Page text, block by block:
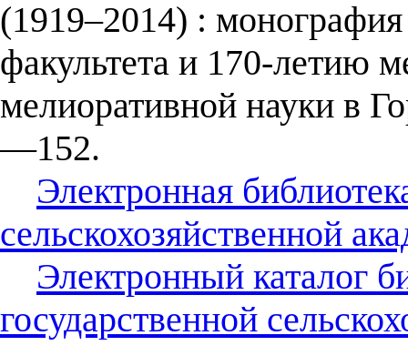
(1919–2014) :
факультета и 170-летию
мелиоративной науки в
—152.
Электронная
сельскохозяйственной
Электронный каталог
государственной